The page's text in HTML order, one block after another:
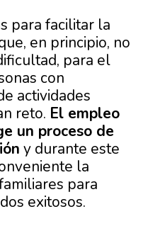
para facilitar la
en principio, no
para el
con
actividades
reto. El empleo
un proceso de
y durante este
la
para
exitosos.